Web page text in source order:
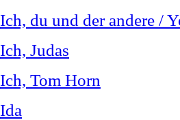
Ich, du und der andere /
Ich, Judas
Ich, Tom Horn
Ida